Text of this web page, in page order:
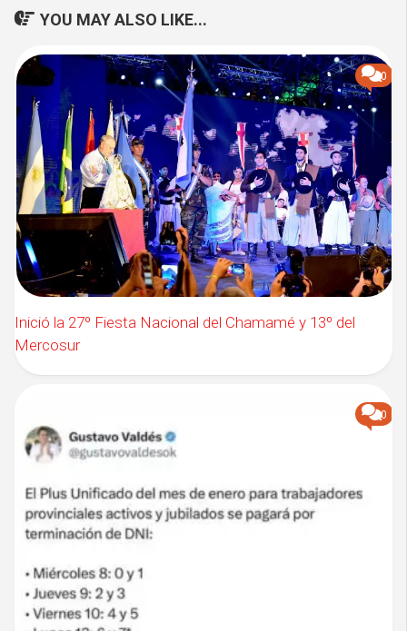
YOU MAY ALSO LIKE...
0
Inició la 27º Fiesta Nacional del Chamamé y 13º del
Mercosur
0